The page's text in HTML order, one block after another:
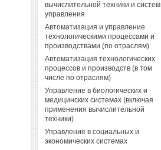
вычислительной техники и систем
управления
Автоматизация и управление
технологическими процессами и
производствами (по отраслям)
Автоматизация технологических
процессов и производств (в том
числе по отраслям)
Управление в биологических и
медицинских системах (включая
применения вычислительной
техники)
Управление в социальных и
экономических системах